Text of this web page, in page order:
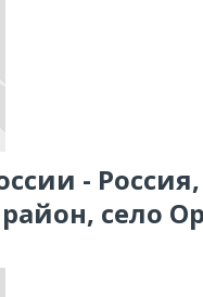
-
село